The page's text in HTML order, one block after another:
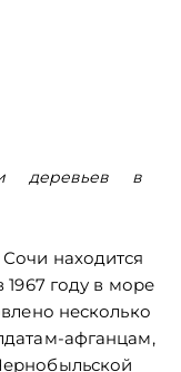
деревьев в
находится
году в море
несколько
афганцам,